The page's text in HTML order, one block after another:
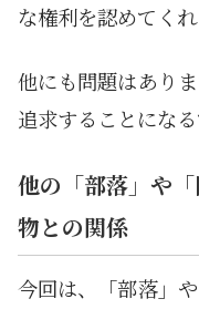
な権利を認めてく
他にも問題はあり
追求することになる
他の「部落」や
物との関係
今回は、「部落」